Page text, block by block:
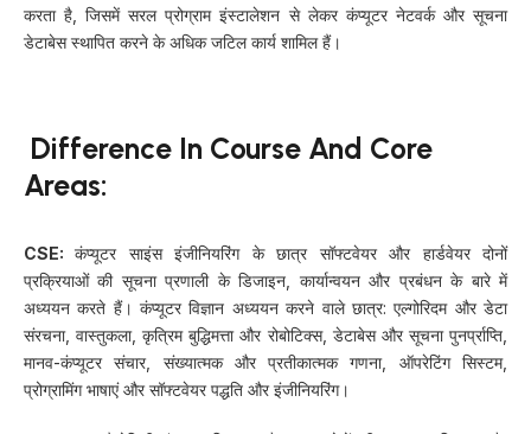
करता है, जिसमें सरल प्रोग्राम इंस्टालेशन से लेकर कंप्यूटर नेटवर्क और सूचना
डेटाबेस स्थापित करने के अधिक जटिल कार्य शामिल हैं।
Difference In Course And Core
Areas:
CSE:कंप्यूटर साइंस इंजीनियरिंग के छात्र सॉफ्टवेयर और हार्डवेयर दोनों
प्रक्रियाओं की सूचना प्रणाली के डिजाइन, कार्यान्वयन और प्रबंधन के बारे में
अध्ययन करते हैं। कंप्यूटर विज्ञान अध्ययन करने वाले छात्र: एल्गोरिदम और डेटा
संरचना, वास्तुकला, कृत्रिम बुद्धिमत्ता और रोबोटिक्स, डेटाबेस और सूचना पुनर्प्राप्ति,
मानव-कंप्यूटर संचार, संख्यात्मक और प्रतीकात्मक गणना, ऑपरेटिंग सिस्टम,
प्रोग्रामिंग भाषाएं और सॉफ्टवेयर पद्धति और इंजीनियरिंग।